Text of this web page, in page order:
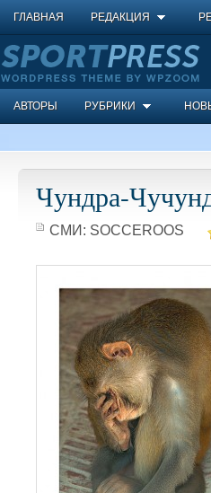
ГЛАВНАЯ РЕДАКЦИЯ
АВТОРЫ РУБРИКИ
Чундра-
СМИ: SOCCEROOS